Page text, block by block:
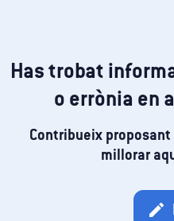
Has trobat
o errònia en
Contribueix
millorar
edit